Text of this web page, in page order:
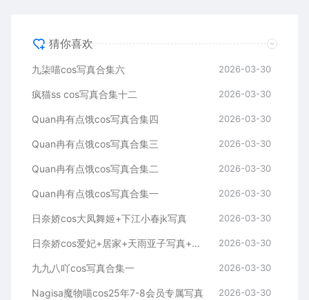
猜你喜欢
九柒喵cos写真合集六 2026-03-30
疯猫ss cos写真合集十二 2026-03-30
Quan冉有点饿cos写真合集四 2026-03-30
Quan冉有点饿cos写真合集三 2026-03-30
Quan冉有点饿cos写真合集二 2026-03-30
Quan冉有点饿cos写真合集一 2026-03-30
日奈娇cos大凤舞姬+下江小春jk写真 2026-03-30
日奈娇cos爱妃+居家+天雨亚子写真+视频 2026-03-30
九九八吖cos写真合集一 2026-03-30
Nagisa魔物喵cos25年7-8会员专属写真 2026-03-30